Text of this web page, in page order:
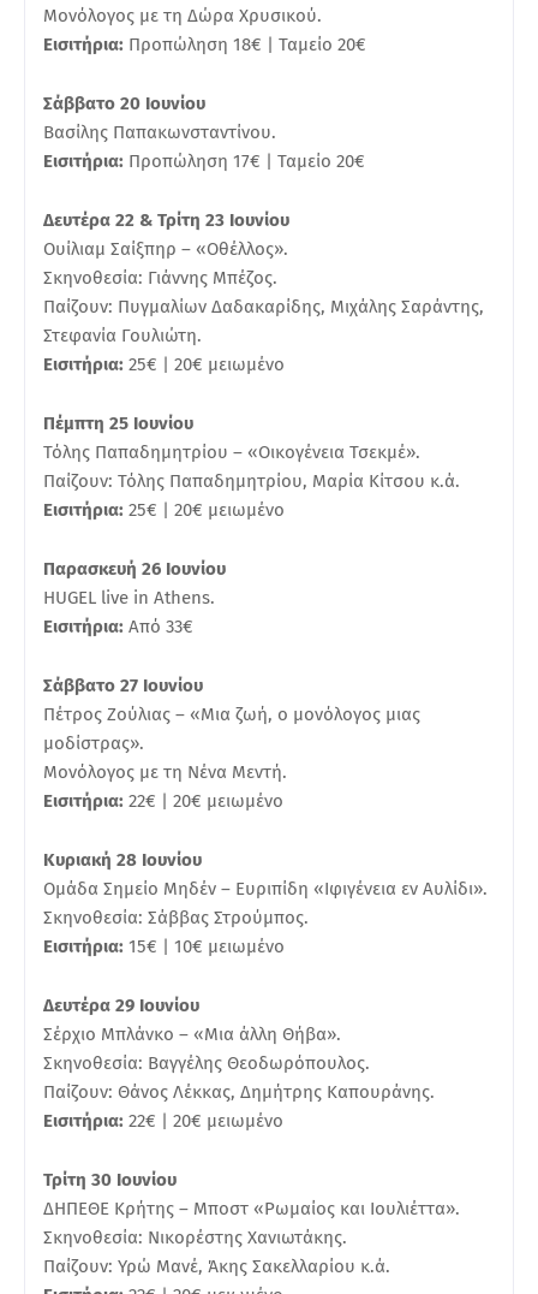
Μονόλογος με τη Δώρα Χρυσικού.
Εισιτήρια: Προπώληση 18€ | Ταμείο 20€
Σάββατο 20 Ιουνίου
Βασίλης Παπακωνσταντίνου.
Εισιτήρια: Προπώληση 17€ | Ταμείο 20€
Δευτέρα 22 & Τρίτη 23 Ιουνίου
Ουίλιαμ Σαίξπηρ – «Οθέλλος».
Σκηνοθεσία: Γιάννης Μπέζος.
Παίζουν: Πυγμαλίων Δαδακαρίδης, Μιχάλης Σαράντης,
Στεφανία Γουλιώτη.
Εισιτήρια: 25€ | 20€ μειωμένο
Πέμπτη 25 Ιουνίου
Τόλης Παπαδημητρίου – «Οικογένεια Τσεκμέ».
Παίζουν: Τόλης Παπαδημητρίου, Μαρία Κίτσου κ.ά.
Εισιτήρια: 25€ | 20€ μειωμένο
Παρασκευή 26 Ιουνίου
HUGEL live in Athens.
Εισιτήρια: Από 33€
Σάββατο 27 Ιουνίου
Πέτρος Ζούλιας – «Μια ζωή, ο μονόλογος μιας
μοδίστρας».
Μονόλογος με τη Νένα Μεντή.
Εισιτήρια: 22€ | 20€ μειωμένο
Κυριακή 28 Ιουνίου
Ομάδα Σημείο Μηδέν – Ευριπίδη «Ιφιγένεια εν Αυλίδι».
Σκηνοθεσία: Σάββας Στρούμπος.
Εισιτήρια: 15€ | 10€ μειωμένο
Δευτέρα 29 Ιουνίου
Σέρχιο Μπλάνκο – «Μια άλλη Θήβα».
Σκηνοθεσία: Βαγγέλης Θεοδωρόπουλος.
Παίζουν: Θάνος Λέκκας, Δημήτρης Καπουράνης.
Εισιτήρια: 22€ | 20€ μειωμένο
Τρίτη 30 Ιουνίου
ΔΗΠΕΘΕ Κρήτης – Μποστ «Ρωμαίος και Ιουλιέττα».
Σκηνοθεσία: Νικορέστης Χανιωτάκης.
Παίζουν: Υρώ Μανέ, Άκης Σακελλαρίου κ.ά.